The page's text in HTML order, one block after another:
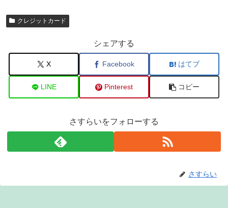
クレジットカード
シェアする
X Facebook はてブ
LINE Pinterest コピー
さすらいをフォローする
さすらい